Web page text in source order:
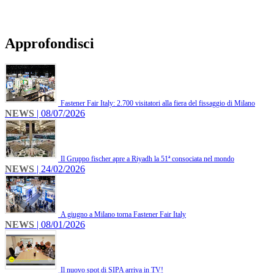
Approfondisci
Fastener Fair Italy: 2.700 visitatori alla fiera del fissaggio di Milano
NEWS | 08/07/2026
Il Gruppo fischer apre a Riyadh la 51ª consociata nel mondo
NEWS | 24/02/2026
A giugno a Milano torna Fastener Fair Italy
NEWS | 08/01/2026
Il nuovo spot di SIPA arriva in TV!